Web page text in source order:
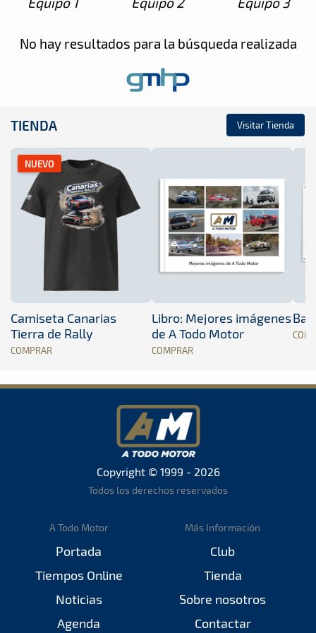
No hay resultados para la búsqueda realizada
TIENDA Visitar Tienda
NUEVO
Camiseta Canarias
Tierra de Rally
COMPRAR
Libro: Mejores imágenes
de A Todo Motor
COMPRAR
Copyright © 1999 - 2026
Todos los derechos reservados
A Todo Motor
Portada
Tiempos Online
Noticias
Agenda
Más Información
Club
Tienda
Sobre nosotros
Contactar